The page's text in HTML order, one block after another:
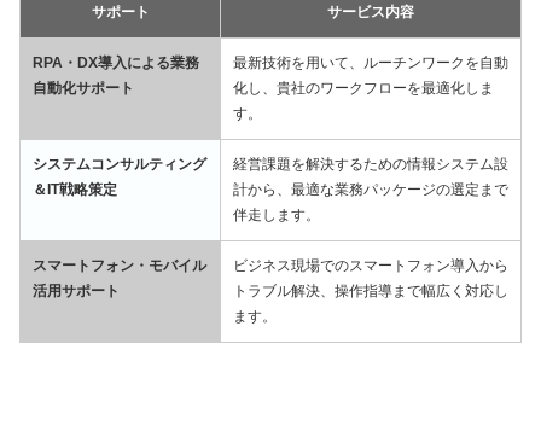
サポート サービス内容
RPA・DX導入による業務
自動化サポート
最新技術を用いて、ルーチンワークを自動
化し、貴社のワークフローを最適化しま
す。
システムコンサルティング
＆IT戦略策定
経営課題を解決するための情報システム設
計から、最適な業務パッケージの選定まで
伴走します。
スマートフォン・モバイル
活用サポート
ビジネス現場でのスマートフォン導入から
トラブル解決、操作指導まで幅広く対応し
ます。